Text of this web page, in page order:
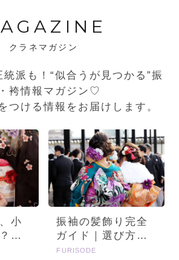
クラネマガジン
派も！“似合うが見つかる”振
袴情報マガジン♡
つける情報をお届けします。
小
画
し
振袖の髪飾り完全
ガイド｜選び方・
種類・トレンドを
FURISODE